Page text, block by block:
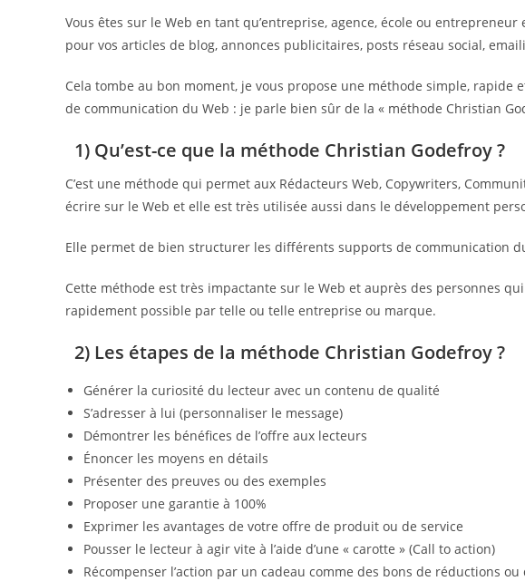
Vous êtes sur le Web en tant qu’entreprise, agence, école ou
pour vos articles de blog, annonces publicitaires, posts réseau social,
Cela tombe au bon moment, je vous propose une méthode simple,
de communication du Web : je parle bien sûr de la « méthode Christian
1) Qu’est-ce que la méthode Christian Godefroy ?
C’est une méthode qui permet aux Rédacteurs Web, Copywriters,
écrire sur le Web et elle est très utilisée aussi dans le développement
Elle permet de bien structurer les différents supports de communication
Cette méthode est très impactante sur le Web et auprès des personnes
rapidement possible par telle ou telle entreprise ou marque.
2) Les étapes de la méthode Christian Godefroy ?
Générer la curiosité du lecteur avec un contenu de qualité
S’adresser à lui (personnaliser le message)
Démontrer les bénéfices de l’offre aux lecteurs
Énoncer les moyens en détails
Présenter des preuves ou des exemples
Proposer une garantie à 100%
Exprimer les avantages de votre offre de produit ou de service
Pousser le lecteur à agir vite à l’aide d’une « carotte » (Call to action)
Récompenser l’action par un cadeau comme des bons de réductions ou